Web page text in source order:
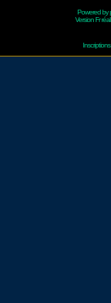
Powered by
Version Fr